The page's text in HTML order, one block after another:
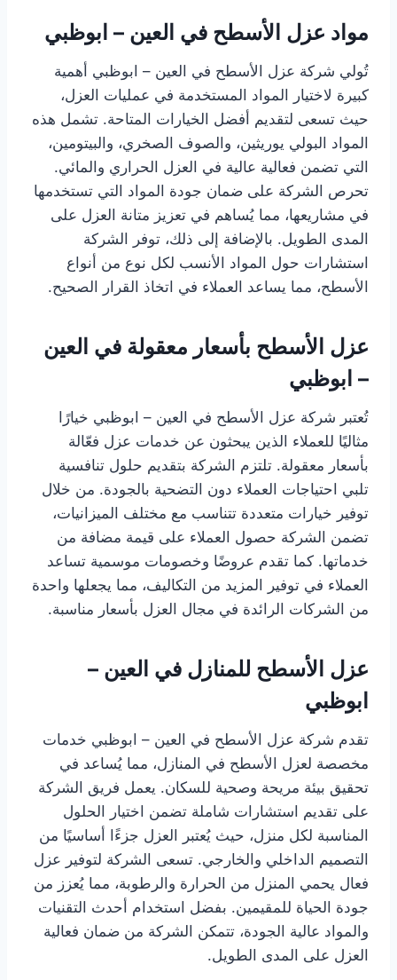
مواد عزل الأسطح في العين – ابوظبي
تُولي شركة عزل الأسطح في العين – ابوظبي أهمية
كبيرة لاختيار المواد المستخدمة في عمليات العزل،
حيث تسعى لتقديم أفضل الخيارات المتاحة. تشمل هذه
المواد البولي يوريثين، والصوف الصخري، والبيتومين،
التي تضمن فعالية عالية في العزل الحراري والمائي.
تحرص الشركة على ضمان جودة المواد التي تستخدمها
في مشاريعها، مما يُساهم في تعزيز متانة العزل على
المدى الطويل. بالإضافة إلى ذلك، توفر الشركة
استشارات حول المواد الأنسب لكل نوع من أنواع
الأسطح، مما يساعد العملاء في اتخاذ القرار الصحيح.
عزل الأسطح بأسعار معقولة في العين
– ابوظبي
تُعتبر شركة عزل الأسطح في العين – ابوظبي خيارًا
مثاليًا للعملاء الذين يبحثون عن خدمات عزل فعّالة
بأسعار معقولة. تلتزم الشركة بتقديم حلول تنافسية
تلبي احتياجات العملاء دون التضحية بالجودة. من خلال
توفير خيارات متعددة تتناسب مع مختلف الميزانيات،
تضمن الشركة حصول العملاء على قيمة مضافة من
خدماتها. كما تقدم عروضًا وخصومات موسمية تساعد
العملاء في توفير المزيد من التكاليف، مما يجعلها واحدة
من الشركات الرائدة في مجال العزل بأسعار مناسبة.
عزل الأسطح للمنازل في العين –
ابوظبي
تقدم شركة عزل الأسطح في العين – ابوظبي خدمات
مخصصة لعزل الأسطح في المنازل، مما يُساعد في
تحقيق بيئة مريحة وصحية للسكان. يعمل فريق الشركة
على تقديم استشارات شاملة تضمن اختيار الحلول
المناسبة لكل منزل، حيث يُعتبر العزل جزءًا أساسيًا من
التصميم الداخلي والخارجي. تسعى الشركة لتوفير عزل
فعال يحمي المنزل من الحرارة والرطوبة، مما يُعزز من
جودة الحياة للمقيمين. بفضل استخدام أحدث التقنيات
والمواد عالية الجودة، تتمكن الشركة من ضمان فعالية
العزل على المدى الطويل.